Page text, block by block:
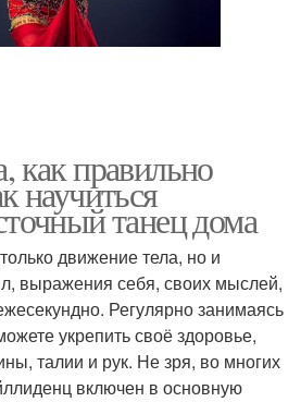
как правильно
научиться
танец дома
движение тела, но и
выражения себя, своих мыслей,
Регулярно занимаясь
укрепить своё здоровье,
талии и рук. Не зря, во многих
включен в основную